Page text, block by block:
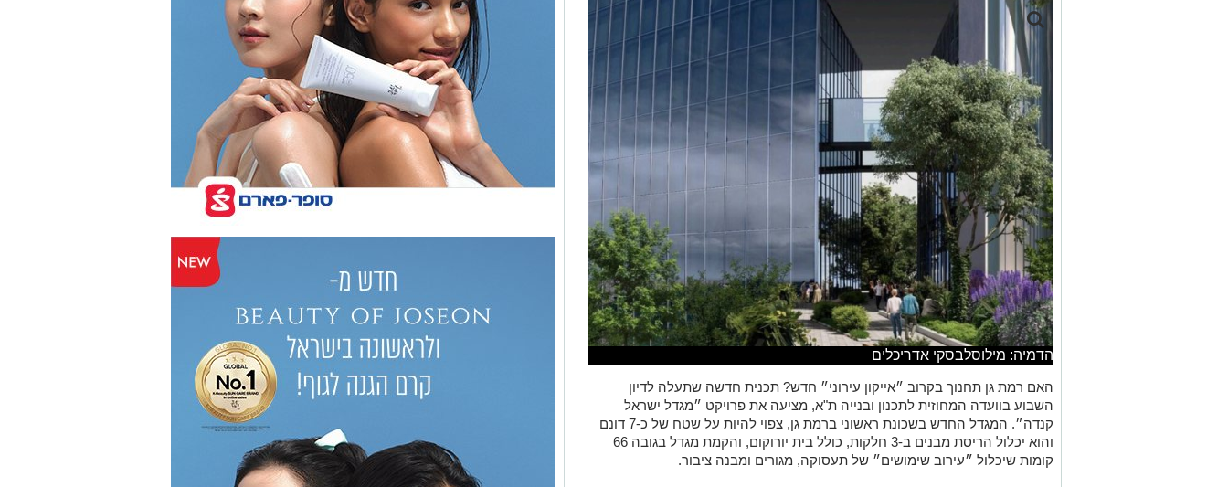
הדמיה: מילוסלבסקי אדריכלים
האם רמת גן תחנוך בקרוב ״אייקון עירוני״ חדש? תכנית חדשה שתעלה לדיון
השבוע בוועדה המחוזית לתכנון ובנייה ת"א, מציעה את פרויקט ״מגדל ישראל
קנדה״. המגדל החדש בשכונת ראשוני ברמת גן, צפוי להיות על שטח של כ-7 דונם
והוא יכלול הריסת מבנים ב-3 חלקות, כולל בית יורוקום, והקמת מגדל בגובה 66
קומות שיכלול ״עירוב שימושים״ של תעסוקה, מגורים ומבנה ציבור.